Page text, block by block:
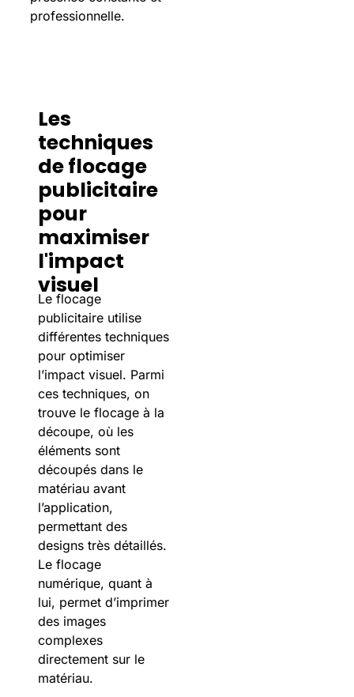
professionnelle.
Les
techniques
de flocage
publicitaire
pour
maximiser
l'impact
visuel
Le flocage
publicitaire utilise
différentes techniques
pour optimiser
l’impact visuel. Parmi
ces techniques, on
trouve le flocage à la
découpe, où les
éléments sont
découpés dans le
matériau avant
l’application,
permettant des
designs très détaillés.
Le flocage
numérique, quant à
lui, permet d’imprimer
des images
complexes
directement sur le
matériau.